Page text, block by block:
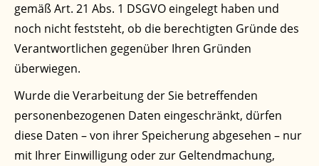
gemäß Art. 21 Abs. 1 DSGVO eingelegt haben und
noch nicht feststeht, ob die berechtigten Gründe des
Verantwortlichen gegenüber Ihren Gründen
überwiegen.
Wurde die Verarbeitung der Sie betreffenden
personenbezogenen Daten eingeschränkt, dürfen
diese Daten – von ihrer Speicherung abgesehen – nur
mit Ihrer Einwilligung oder zur Geltendmachung,